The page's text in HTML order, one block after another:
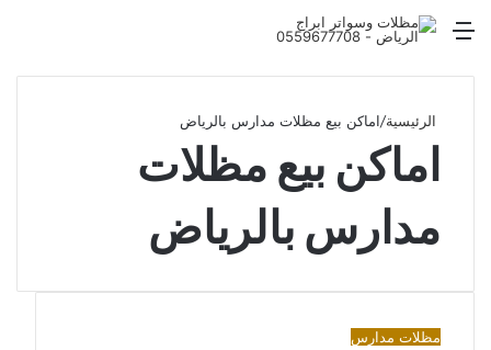
القائمة
الرئيسية/اماكن بيع مظلات مدارس بالرياض
اماكن بيع مظلات
مدارس بالرياض
مظلات مدارس